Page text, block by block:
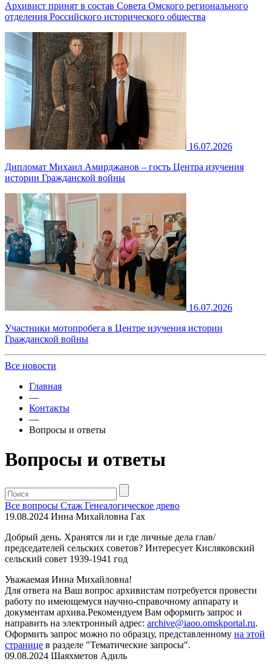
Архивист принят в состав Совета Омского регионального
отделения Российского исторического общества
16.07.2026
Дипломат Михаил Амирджанов – гость Центра изучения
истории Гражданской войны
16.07.2026
Участники мотопробега в Центре изучения истории
Гражданской войны
Все новости
Главная
—
Контакты
—
Вопросы и ответы
Вопросы и ответы
Все вопросы Стаж Генеалогическое древо
19.08.2024 Инна Михайловна Гах
Добрый день. Хранятся ли и где личные дела глав/
председателей сельских советов? Интересует Кисляковский
сельский совет 1939-1941 год
Уважаемая Инна Михайловна!
Для ответа на Ваш вопрос архивистам потребуется провести
работу по имеющемуся научно-справочному аппарату и
документам архива.Рекомендуем Вам оформить запрос и
направить на электронный адрес: archive@iaoo.omskportal.ru.
Оформить запрос можно по образцу, представленному на этой
странице в разделе "Тематические запросы".
09.08.2024 Шаяхметов Адиль